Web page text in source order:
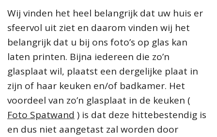
Wij vinden het heel belangrijk dat uw huis er
sfeervol uit ziet en daarom vinden wij het
belangrijk dat u bij ons foto’s op glas kan
laten printen. Bijna iedereen die zo’n
glasplaat wil, plaatst een dergelijke plaat in
zijn of haar keuken en/of badkamer. Het
voordeel van zo’n glasplaat in de keuken (
Foto Spatwand ) is dat deze hittebestendig is
en dus niet aangetast zal worden door